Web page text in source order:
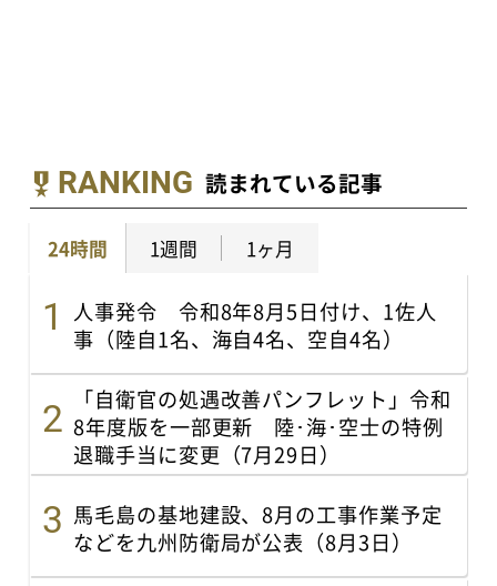
RANKING 読まれている記事
24時間 1週間 1ヶ月
人事発令 令和8年8月5日付け、1佐人
事（陸自1名、海自4名、空自4名）
「自衛官の処遇改善パンフレット」令和
8年度版を一部更新 陸･海･空士の特例
退職手当に変更（7月29日）
馬毛島の基地建設、8月の工事作業予定
などを九州防衛局が公表（8月3日）